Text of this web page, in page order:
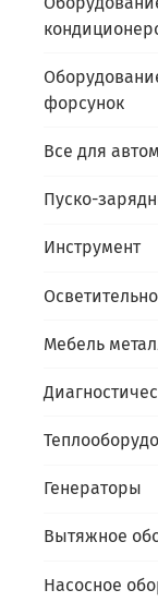
форсунок
Все для
Пуско-
Инструмент
Мебель
Генераторы
Вытяжное
Насосное